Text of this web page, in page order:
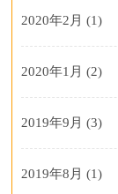
2020年2月 (1)
2020年1月 (2)
2019年9月 (3)
2019年8月 (1)